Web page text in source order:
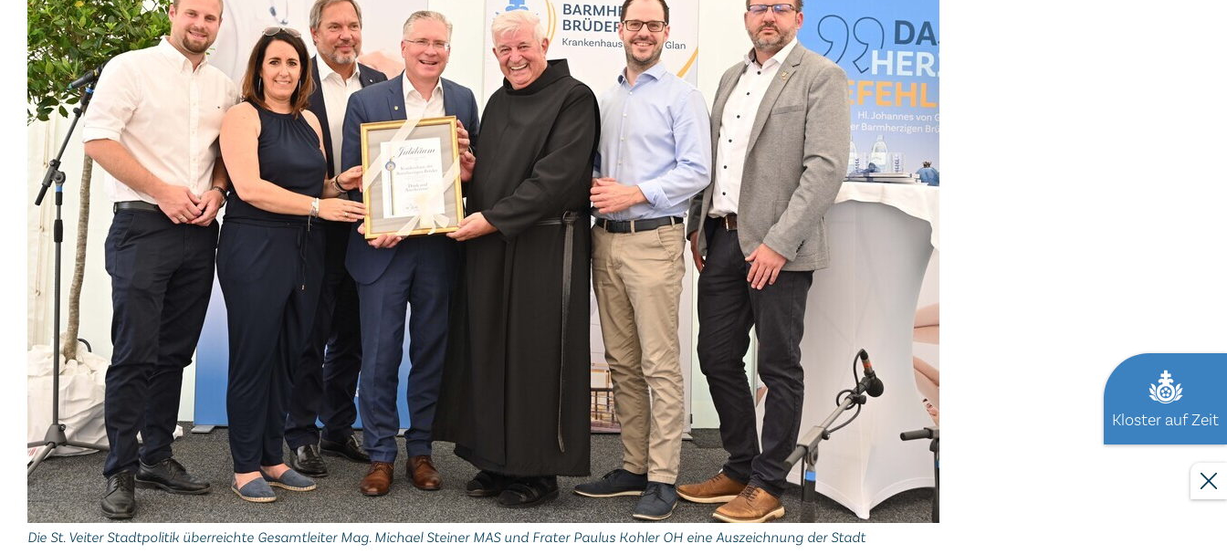
Kloster auf Zeit
Die St. Veiter Stadtpolitik überreichte Gesamtleiter Mag. Michael Steiner MAS und Frater Paulus Kohler OH eine Auszeichnung der Stadt